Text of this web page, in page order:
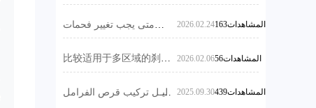
لتجنب المخاطر في عمليات
الخارجية
الانخفاض في براغي
تتعامل مع تحديات أداء
المواد في ظروف الفرامل
في درجات حرارة عالية؟
متى يجب تغيير فحمات
الفرامل؟ دليل عملي لفحص
الأداء
2026.02.24 163المشاهدات
比较适用于多区域的刹车
鼓防锈处理产品，提升制
2026.02.06 56المشاهدات
دليـل تركيب قرص الفرامل
2025.09.30 439المشاهدات